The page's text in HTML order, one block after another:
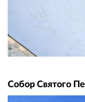
Собор Святого